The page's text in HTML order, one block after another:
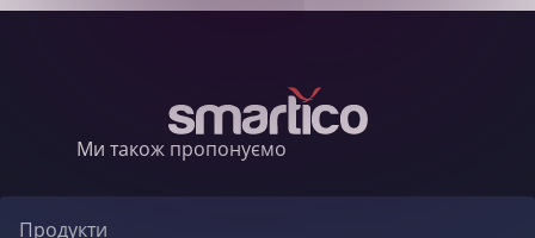
Ми також пропонуємо
Продукти